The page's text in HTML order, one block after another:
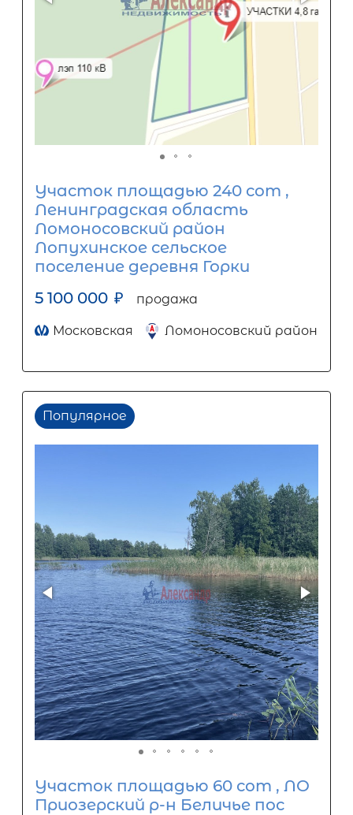
Участок площадью 240 сот ,
Ленинградская область
Ломоносовский район
Лопухинское сельское
поселение деревня Горки
5 100 000 ₽ продажа
Московская Ломоносовский район
Популярное
Участок площадью 60 сот , ЛО
Приозерский р-н Беличье пос